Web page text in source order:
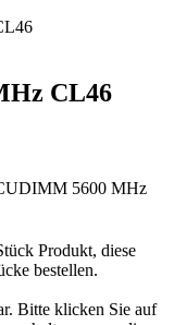
CL46
5600 MHz
Produkt, diese
bestellen.
Bitte klicken Sie auf